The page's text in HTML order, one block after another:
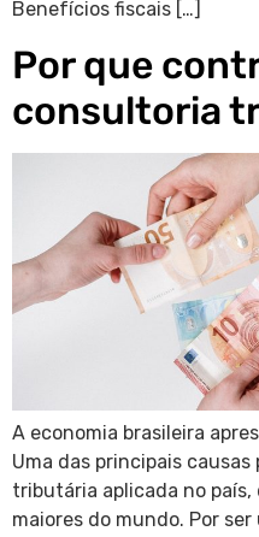
Benefícios fiscais […]
Por que
consultoria
A economia brasileira
Uma das principais causas
tributária aplicada no
maiores do mundo. Por